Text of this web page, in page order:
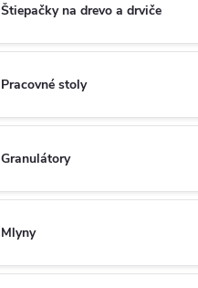
Štiepačky na drevo a drviče
Pracovné stoly
Granulátory
Mlyny